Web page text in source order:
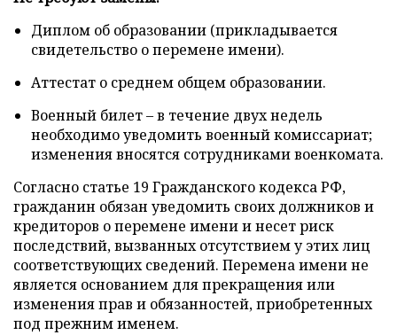
Диплом об образовании (прикладывается
свидетельство о перемене имени).
Аттестат о среднем общем образовании.
Военный билет – в течение двух недель
необходимо уведомить военный комиссариат;
изменения вносятся сотрудниками военкомата.
Согласно статье 19 Гражданского кодекса РФ,
гражданин обязан уведомить своих должников и
кредиторов о перемене имени и несет риск
последствий, вызванных отсутствием у этих лиц
соответствующих сведений. Перемена имени не
является основанием для прекращения или
изменения прав и обязанностей, приобретенных
под прежним именем.